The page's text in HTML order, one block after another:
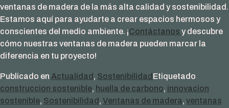
ventanas de madera de la más alta calidad y sostenibilidad.
Estamos aquí para ayudarte a crear espacios hermosos y
conscientes del medio ambiente. ¡Contáctanos y descubre
cómo nuestras ventanas de madera pueden marcar la
diferencia en tu proyecto!
Publicado en Actualidad , Sostenibilidad Etiquetado
construccion sostenible, huella de carbono, innovacion
sostenible, Sostenibilidad , Ventanas de madera, ventanas